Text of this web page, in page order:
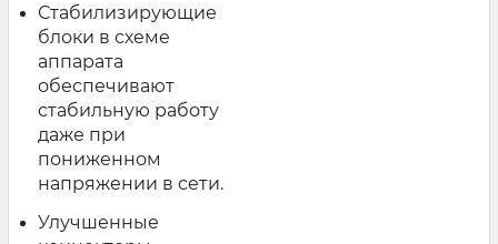
Стабилизирующие
блоки в схеме
аппарата
обеспечивают
стабильную работу
даже при
пониженном
напряжении в сети.
Улучшенные